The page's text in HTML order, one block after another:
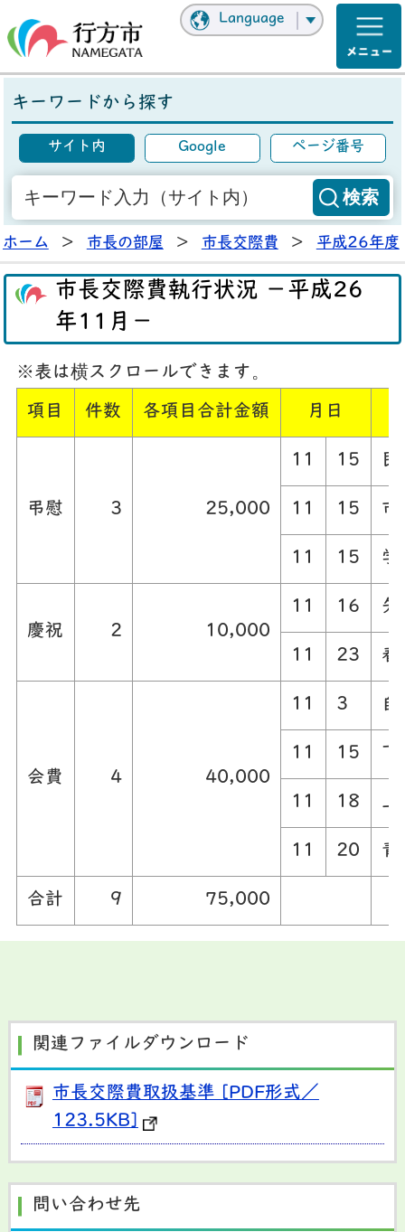
Language
キーワードから探す
サイト内 Google ページ番号
ホーム > 市長の部屋 > 市長交際費 > 平成26年度
市長交際費執行状況 －平成26
年11月－
※表は横スクロールできます。
項目 件数 各項目合計金額 月日
弔慰 3 25,000
11 15
11 15 市
11 15 学
慶祝 2 10,000
11 16 矢
11 23 春
会費 4 40,000
11 3
11 15 下
11 18 上
11 20 青
合計 9 75,000
関連ファイルダウンロード
市長交際費取扱基準 [PDF形式／
123.5KB]
問い合わせ先